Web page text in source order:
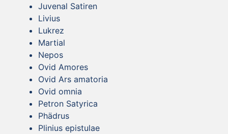
Juvenal Satiren
Livius
Lukrez
Martial
Nepos
Ovid Amores
Ovid Ars amatoria
Ovid omnia
Petron Satyrica
Phädrus
Plinius epistulae